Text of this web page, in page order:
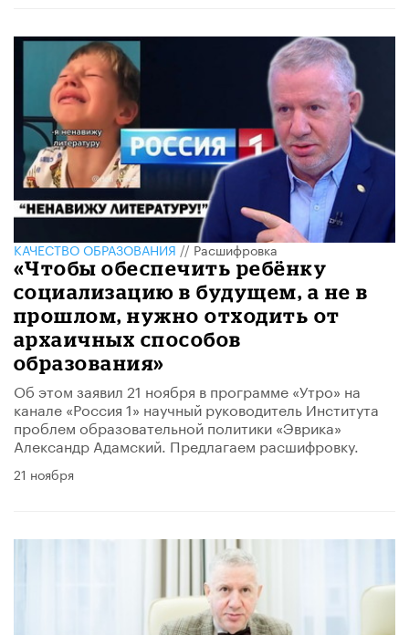
КАЧЕСТВО ОБРАЗОВАНИЯ//Расшифровка
«Чтобы обеспечить ребёнку
социализацию в будущем, а не в
прошлом, нужно отходить от
архаичных способов
образования»
Об этом заявил 21 ноября в программе «Утро» на
канале «Россия 1» научный руководитель Института
проблем образовательной политики «Эврика»
Александр Адамский. Предлагаем расшифровку.
21 ноября